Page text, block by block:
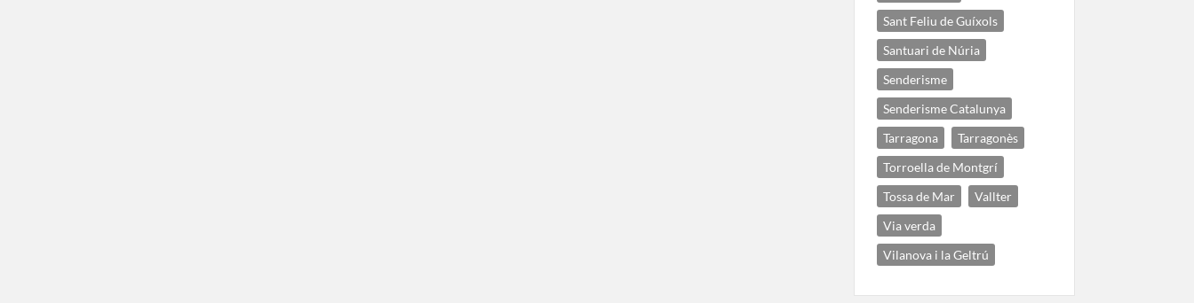
Sant Feliu de Guíxols
Santuari de Núria
Senderisme
Senderisme Catalunya
Tarragona
Tarragonès
Torroella de Montgrí
Tossa de Mar
Vallter
Via verda
Vilanova i la Geltrú